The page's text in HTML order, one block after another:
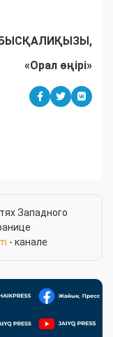
«Орал өңірі»
Западного
- канале